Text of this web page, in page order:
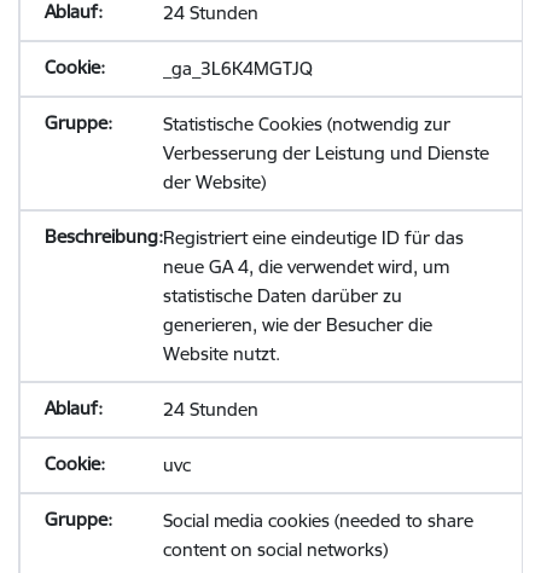
24 Stunden
_ga_3L6K4MGTJQ
Statistische Cookies (notwendig zur
Verbesserung der Leistung und Dienste
der Website)
Registriert eine eindeutige ID für das
neue GA 4, die verwendet wird, um
statistische Daten darüber zu
generieren, wie der Besucher die
Website nutzt.
24 Stunden
uvc
Social media cookies (needed to share
content on social networks)